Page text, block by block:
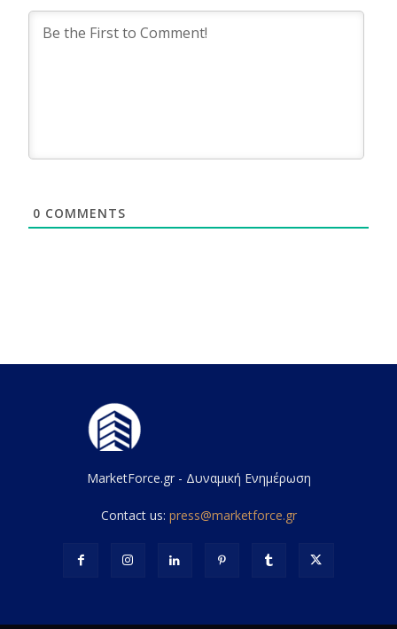
0 COMMENTS
MarketForce.gr - Δυναμική Ενημέρωση
Contact us: press@marketforce.gr